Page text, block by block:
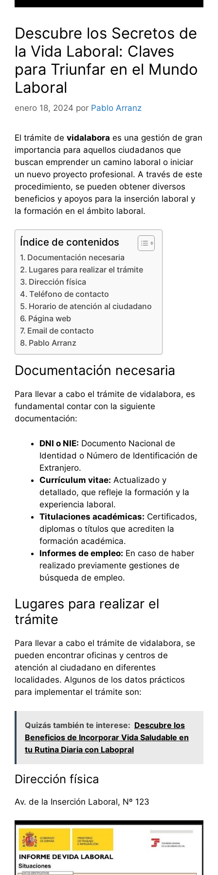
Descubre los Secretos de
la Vida Laboral: Claves
para Triunfar en el Mundo
Laboral
enero 18, 2024 por Pablo Arranz
El trámite de vidalabora es una gestión de gran
importancia para aquellos ciudadanos que
buscan emprender un camino laboral o iniciar
un nuevo proyecto profesional. A través de este
procedimiento, se pueden obtener diversos
beneficios y apoyos para la inserción laboral y
la formación en el ámbito laboral.
Índice de contenidos
Documentación necesaria
Lugares para realizar el trámite
Dirección física
Teléfono de contacto
Horario de atención al ciudadano
Página web
Email de contacto
Pablo Arranz
Documentación necesaria
Para llevar a cabo el trámite de vidalabora, es
fundamental contar con la siguiente
documentación:
DNI o NIE: Documento Nacional de
Identidad o Número de Identificación de
Extranjero.
Currículum vitae: Actualizado y
detallado, que refleje la formación y la
experiencia laboral.
Titulaciones académicas: Certificados,
diplomas o títulos que acrediten la
formación académica.
Informes de empleo: En caso de haber
realizado previamente gestiones de
búsqueda de empleo.
Lugares para realizar el
trámite
Para llevar a cabo el trámite de vidalabora, se
pueden encontrar oficinas y centros de
atención al ciudadano en diferentes
localidades. Algunos de los datos prácticos
para implementar el trámite son:
Quizás también te interese: Descubre los
Beneficios de Incorporar Vida Saludable en
tu Rutina Diaria con Labopral
Dirección física
Av. de la Inserción Laboral, Nº 123